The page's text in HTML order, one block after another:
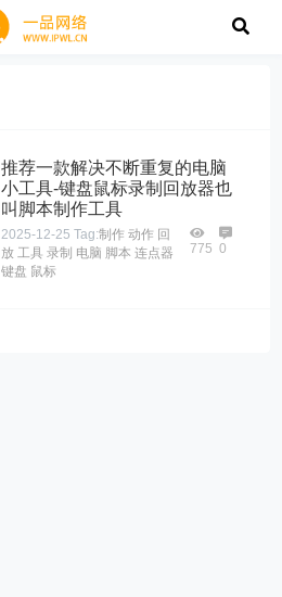
推荐一款解决不断重复的电脑
小工具-键盘鼠标录制回放器也
叫脚本制作工具
2025-12-25 Tag:制作 动作 回
放 工具 录制 电脑 脚本 连点器
键盘 鼠标
775 0